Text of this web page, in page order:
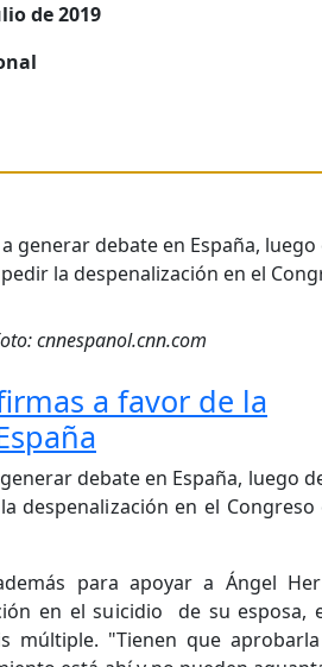
de 2019
cnnespanol.cnn.com
a favor de la
debate en España, luego
despenalización en el Congreso
para apoyar a Ángel
en el suicidio de su esposa,
múltiple. "Tienen que